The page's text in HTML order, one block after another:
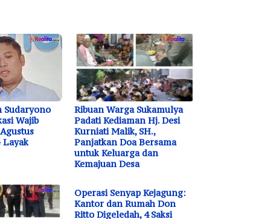
Sudaryono
Wajib
Layak
Ribuan Warga Sukamulya
Padati Kediaman Hj. Desi
Kurniati Malik, SH.,
Panjatkan Doa Bersama
untuk Keluarga dan
Kemajuan Desa
Operasi Senyap Kejagung:
Kantor dan Rumah Don
Ritto Digeledah, 4 Saksi